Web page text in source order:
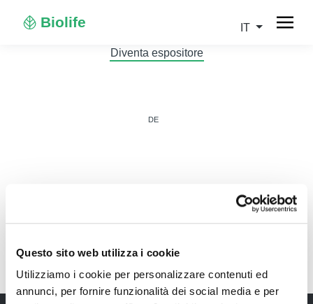
Questo sito web utilizza i cookie
Utilizziamo i cookie per personalizzare contenuti ed
annunci, per fornire funzionalità dei social media e per
Biolife IT
Diventa espositore
DE